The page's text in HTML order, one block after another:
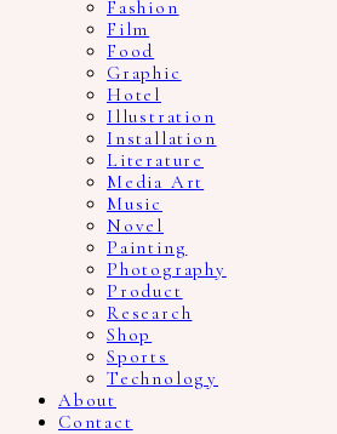
Fashion
Film
Food
Graphic
Hotel
Illustration
Installation
Literature
Media Art
Music
Novel
Painting
Photography
Product
Research
Shop
Sports
Technology
About
Contact